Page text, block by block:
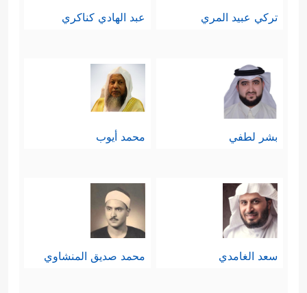
تركي عبيد المري عبد الهادي كناكري
بشر لطفي محمد أيوب
سعد الغامدي محمد صديق المنشاوي